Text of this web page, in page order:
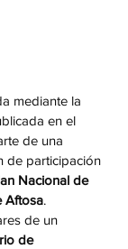
mediante la
en el
de una
de participación
Nacional de
Aftosa.
de un
de